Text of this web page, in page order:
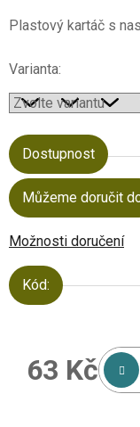
Plastový kartáč s
Varianta:
Dostupnost
Můžeme doručit
Možnosti doručení
Kód:
63 Kč